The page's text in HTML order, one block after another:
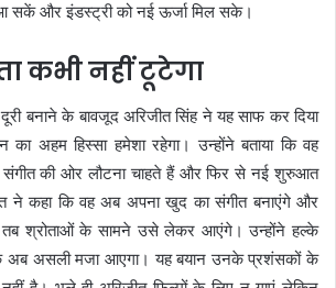
सकें और इंडस्ट्री को नई ऊर्जा मिल सके।
कभी नहीं टूटेगा
बनाने के बावजूद अरिजीत सिंह ने यह साफ कर दिया
अहम हिस्सा हमेशा रहेगा। उन्होंने बताया कि वह
संगीत की ओर लौटना चाहते हैं और फिर से नई शुरुआत
ने कहा कि वह अब अपना खुद का संगीत बनाएंगे और
तब श्रोताओं के सामने उसे लेकर आएंगे। उन्होंने हल्के
अब असली मजा आएगा। यह बयान उनके प्रशंसकों के